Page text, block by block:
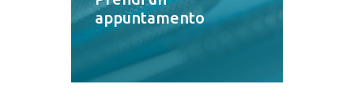
appuntamento